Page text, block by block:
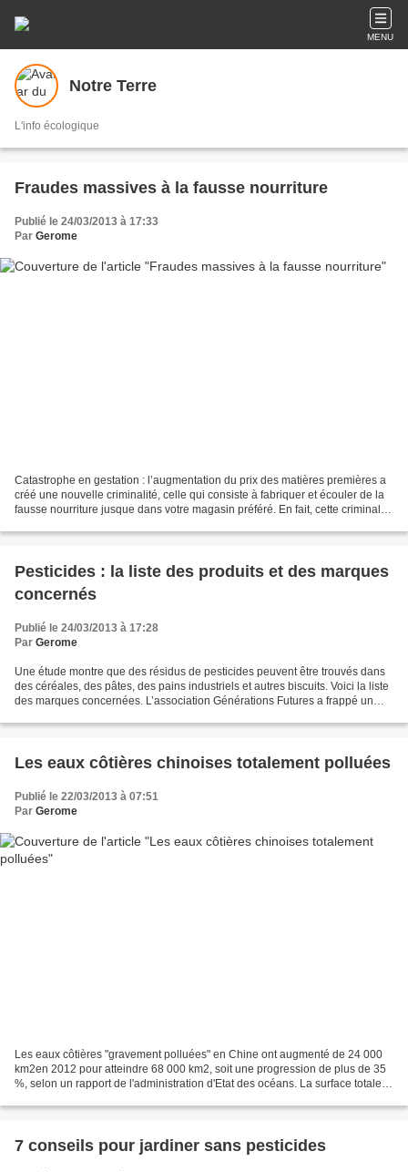
MENU
Notre Terre
L'info écologique
Fraudes massives à la fausse nourriture
Publié le 24/03/2013 à 17:33
Par Gerome
Catastrophe en gestation : l’augmentation du prix des matières premières a
créé une nouvelle criminalité, celle qui consiste à fabriquer et écouler de la
fausse nourriture jusque dans votre magasin préféré. En fait, cette criminalité
Pesticides : la liste des produits et des marques
concernés
Publié le 24/03/2013 à 17:28
Par Gerome
Une étude montre que des résidus de pesticides peuvent être trouvés dans
des céréales, des pâtes, des pains industriels et autres biscuits. Voici la liste
des marques concernées. L’association Générations Futures a frappé un
Les eaux côtières chinoises totalement polluées
Publié le 22/03/2013 à 07:51
Par Gerome
Les eaux côtières "gravement polluées" en Chine ont augmenté de 24 000
km2en 2012 pour atteindre 68 000 km2, soit une progression de plus de 35
%, selon un rapport de l'administration d'Etat des océans. La surface totale
7 conseils pour jardiner sans pesticides